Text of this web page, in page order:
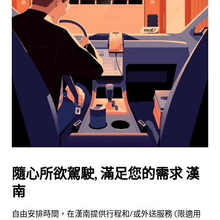
用
事
擇
日
期。
鈕
即
可
閉
隨心所欲駕駛, 滿足您的需求 漢
南
自由安排時間，在漢南提供行程和/或外送服務 (限適用